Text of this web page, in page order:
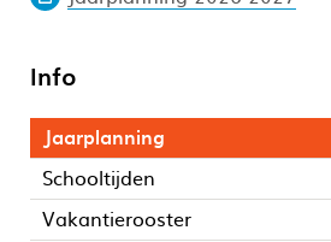
Info
Jaarplanning
Schooltijden
Vakantierooster